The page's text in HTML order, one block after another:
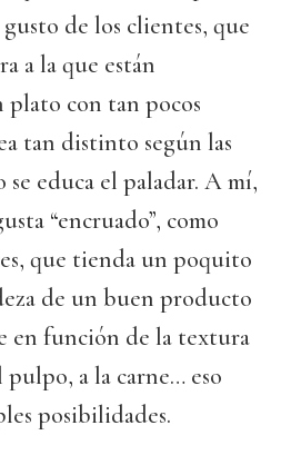
de los clientes, que
a la que están
plato con tan pocos
tan distinto según las
se educa el paladar. A mí,
“encruado”, como
que tienda un poquito
de un buen producto
en función de la textura
pulpo, a la carne… eso
posibilidades.